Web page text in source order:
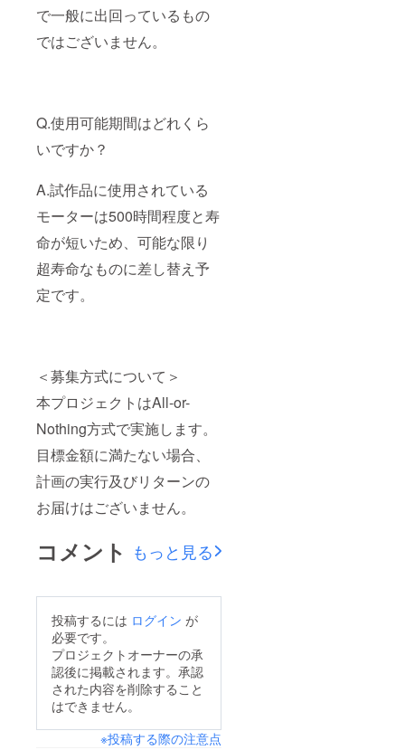
で一般に出回っているもの
ではございません。
Q.使用可能期間はどれくら
いですか？
A.試作品に使用されている
モーターは500時間程度と寿
命が短いため、可能な限り
超寿命なものに差し替え予
定です。
＜募集方式について＞
本プロジェクトはAll-or-
Nothing方式で実施します。
目標金額に満たない場合、
計画の実行及びリターンの
お届けはございません。
コメント もっと見る
投稿するには ログイン が
必要です。
プロジェクトオーナーの承
認後に掲載されます。承認
された内容を削除すること
はできません。
※投稿する際の注意点